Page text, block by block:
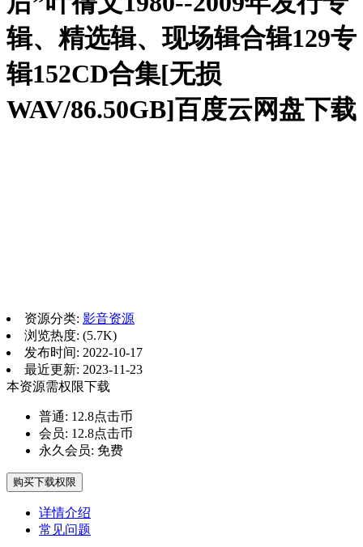
辑、精选辑、现场辑合辑129专
辑152CD合集[无损
WAV/86.50GB]百度云网盘下载
资源分类: 影音资源
浏览热度: (5.7K)
发布时间: 2022-10-17
最近更新: 2023-11-23
本资源需权限下载
普通: 12.8点击币
会员: 12.8点击币
永久会员: 免费
购买下载权限
详情介绍
常见问题